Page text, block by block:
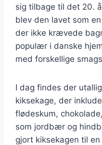
sig tilbage til det 20.
blev den lavet som
der ikke krævede
populær i danske
med forskellige
I dag findes der
kiksekage, der
flødeskum,
som jordbær og
gjort kiksekagen til